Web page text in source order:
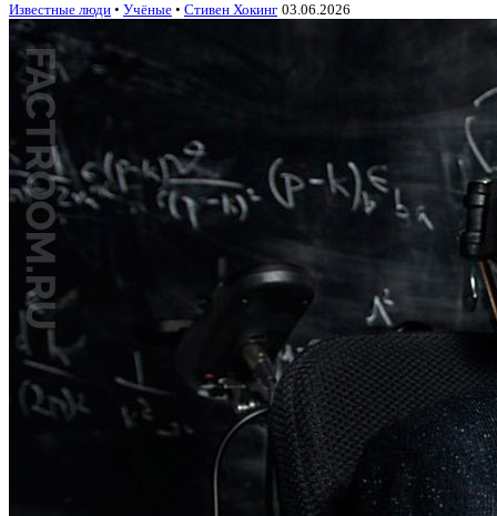
Известные люди • Учёные • Стивен Хокинг 03.06.2026